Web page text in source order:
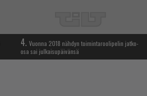
4. Vuonna 2018 nähdyn toimintaroolipelin jatko-
osa sai julkaisupäivänsä